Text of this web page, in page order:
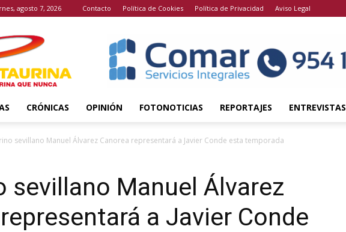
agosto 7, 2026 Contacto Política de Cookies Política de Privacidad Aviso Legal
CRÓNICAS OPINIÓN FOTONOTICIAS REPORTAJES ENTREVISTAS
sevillano Manuel Álvarez Canorea representará a Javier Conde esta temporada
sevillano Manuel Álvarez
a Javier Conde